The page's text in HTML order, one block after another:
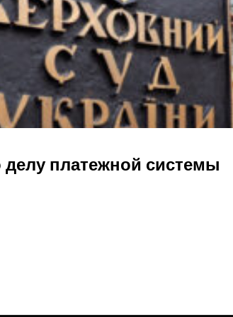
платежной системы